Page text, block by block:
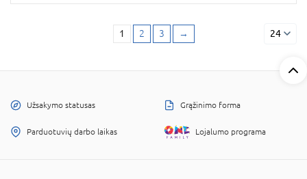
1 2 3 → 24
Užsakymo statusas Grąžinimo forma
Parduotuvių darbo laikas Lojalumo programa